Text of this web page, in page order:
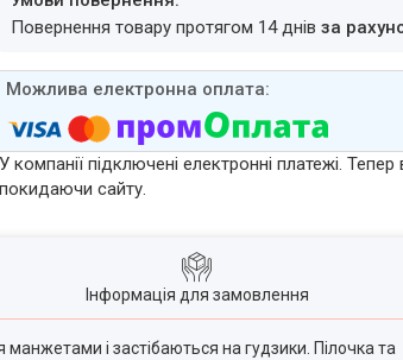
повернення товару протягом 14 днівза
У компанії підключені електронні платежі.
покидаючи сайту.
Інформація для замовлення
і застібаються на гудзики. Пілочка та